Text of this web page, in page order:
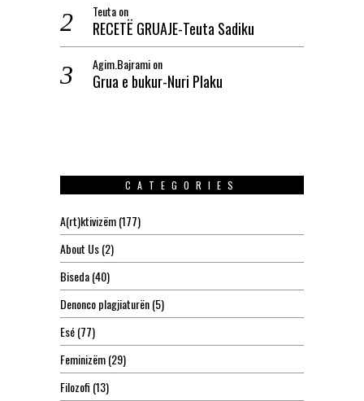
Teutaon
RECETË GRUAJE-Teuta Sadiku
Agim.Bajramion
Grua e bukur-Nuri Plaku
CATEGORIES
A(rt)ktivizëm(177)
About Us(2)
Biseda(40)
Denonco plagjiaturën(5)
Esé(77)
Feminizëm(29)
Filozofi (13)